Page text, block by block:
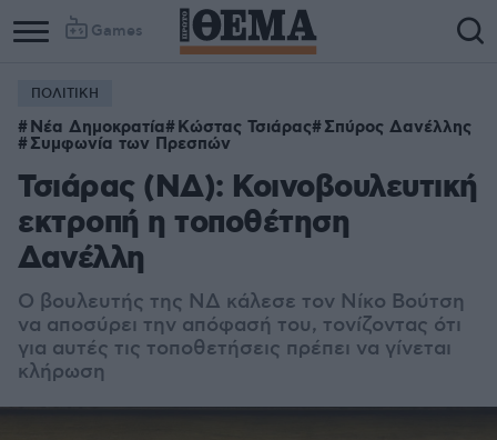
Games
ΠΟΛΙΤΙΚΗ
Νέα Δημοκρατία Κώστας Τσιάρας Σπύρος Δανέλλης
Συμφωνία των Πρεσπών
Τσιάρας (ΝΔ): Κοινοβουλευτική
εκτροπή η τοποθέτηση
Δανέλλη
Ο βουλευτής της ΝΔ κάλεσε τον Νίκο Βούτση
να αποσύρει την απόφασή του, τονίζοντας ότι
για αυτές τις τοποθετήσεις πρέπει να γίνεται
κλήρωση